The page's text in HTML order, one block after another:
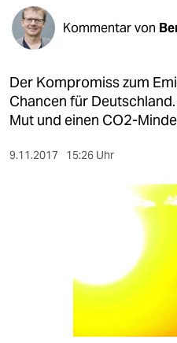
öko
gesellschaft
kultur
sport
berlin
Kommentar von
Der Kompromiss zum
Chancen für
Mut und einen CO2-
9.11.2017 15:26 Uhr